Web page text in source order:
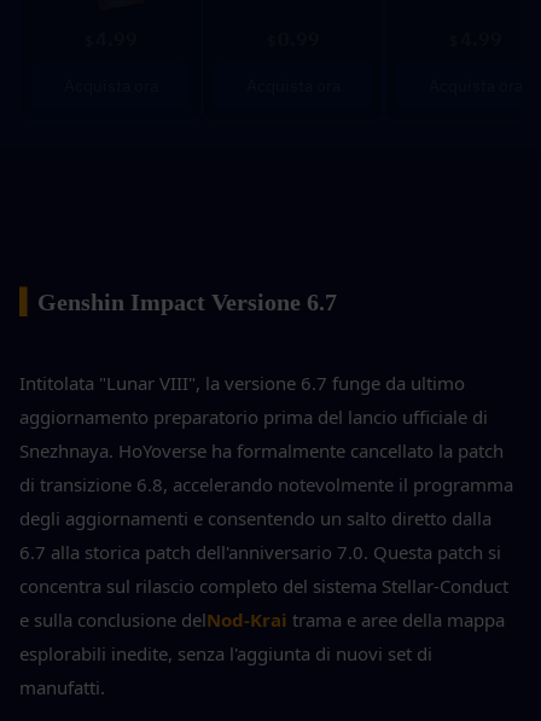
Genshin Impact Versione 6.7
Intitolata "Lunar VIII", la versione 6.7 funge da ultimo
aggiornamento preparatorio prima del lancio ufficiale di
Snezhnaya. HoYoverse ha formalmente cancellato la patch
di transizione 6.8, accelerando notevolmente il programma
degli aggiornamenti e consentendo un salto diretto dalla
6.7 alla storica patch dell'anniversario 7.0. Questa patch si
concentra sul rilascio completo del sistema Stellar-Conduct
e sulla conclusione delNod-Krai trama e aree della mappa
esplorabili inedite, senza l'aggiunta di nuovi set di
manufatti.